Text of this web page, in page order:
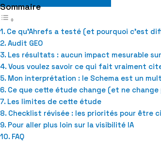
Sommaire
Ce qu’Ahrefs a testé (et pourquoi c’est
Audit GEO
Les résultats : aucun impact mesurable
Vous voulez savoir ce qui fait vraiment
Mon interprétation : le Schema est un
Ce que cette étude change (et ne
Les limites de cette étude
Checklist révisée : les priorités pour être
Pour aller plus loin sur la visibilité IA
FAQ